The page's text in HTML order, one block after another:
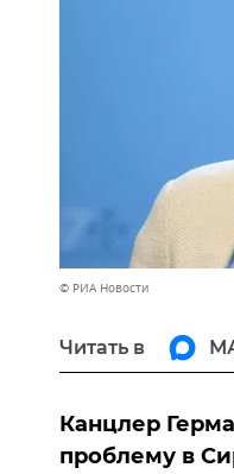
© РИА Новости
Читать в
Канцлер
проблему в